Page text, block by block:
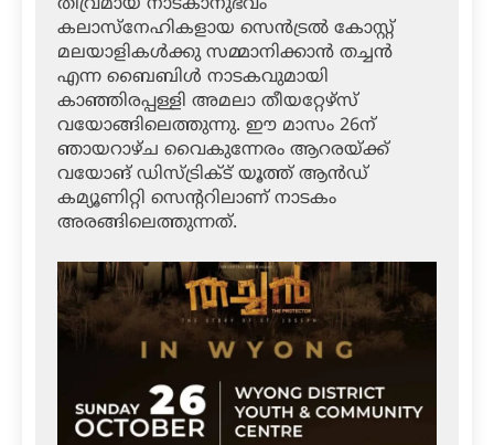
തീവ്രമായ നാടകാനുഭവം
കലാസ്‌നേഹികളായ സെന്‍ട്രല്‍ കോസ്റ്റ്
മലയാളികള്‍ക്കു സമ്മാനിക്കാന്‍ തച്ചന്‍
എന്ന ബൈബിള്‍ നാടകവുമായി
കാഞ്ഞിരപ്പള്ളി അമലാ തീയറ്റേഴ്‌സ്
വയോങ്ങിലെത്തുന്നു. ഈ മാസം 26ന്
ഞായറാഴ്ച വൈകുന്നേരം ആറരയ്ക്ക്
വയോങ് ഡിസ്ട്രിക്ട് യൂത്ത് ആന്‍ഡ്
കമ്യൂണിറ്റി സെന്ററിലാണ് നാടകം
അരങ്ങിലെത്തുന്നത്.